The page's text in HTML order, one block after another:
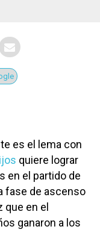
es el lema con
quiere lograr
en el partido de
fase de ascenso
que en el
ganaron a los